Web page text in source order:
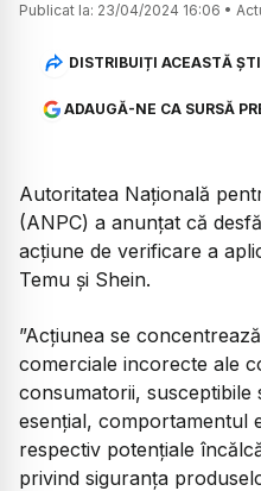
Publicat la: 23/04/2024 16:06 •
DISTRIBUIȚI ACEASTĂ
ADAUGĂ-NE CA SURSĂ
Autoritatea Naţională
(ANPC) a anunțat că
acţiune de verificare a
Temu și Shein.
”Acţiunea se
comerciale incorecte ale
consumatorii,
esenţial, comportamentul
respectiv potenţiale
privind siguranţa